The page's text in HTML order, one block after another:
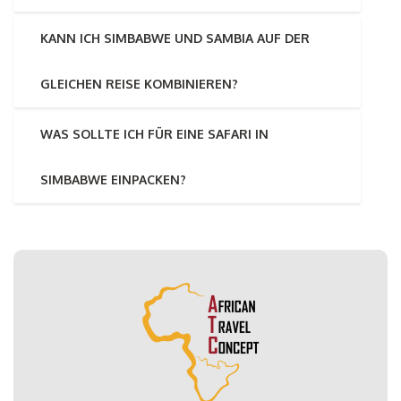
KANN ICH SIMBABWE UND SAMBIA AUF DER
GLEICHEN REISE KOMBINIEREN?
WAS SOLLTE ICH FÜR EINE SAFARI IN
SIMBABWE EINPACKEN?